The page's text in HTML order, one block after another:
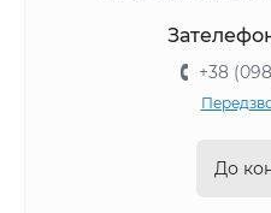
+38
До